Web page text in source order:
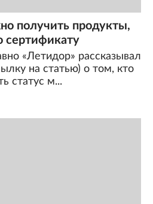
получить продукты,
сертификату
«Летидор» рассказывал
на статью) о том, кто
статус м...